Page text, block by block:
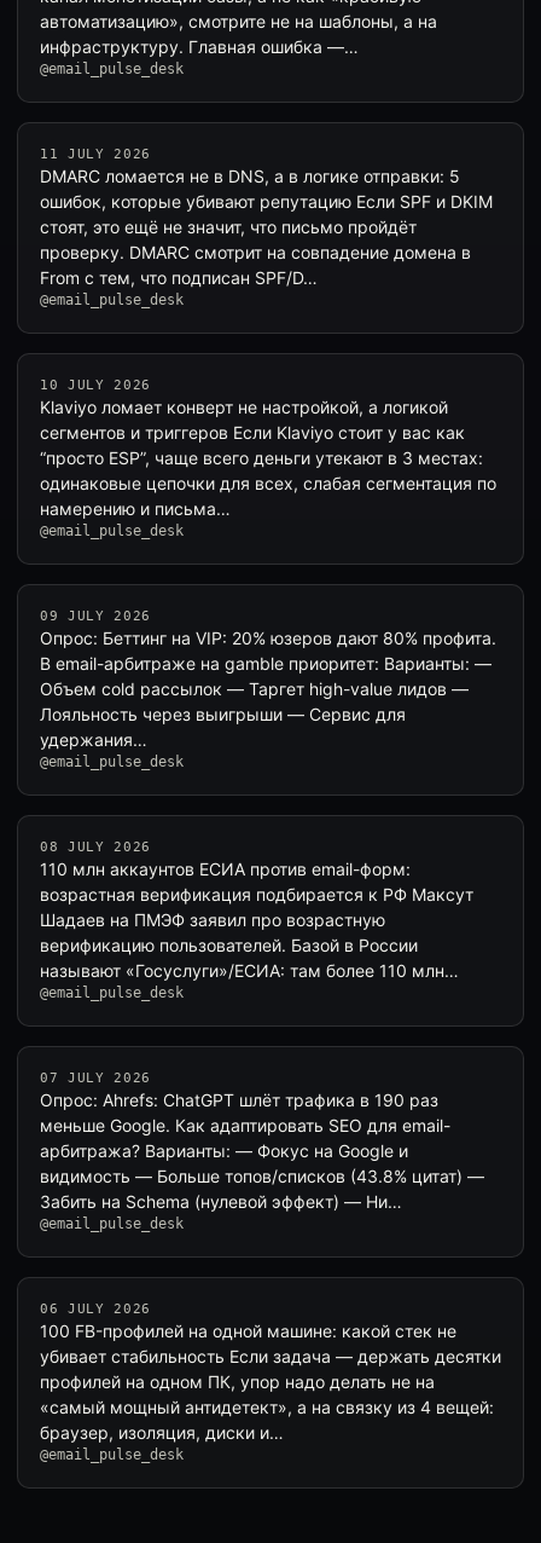
автоматизацию», смотрите не на шаблоны, а на
инфраструктуру. Главная ошибка —…
@email_pulse_desk
11 JULY 2026
DMARC ломается не в DNS, а в логике отправки: 5
ошибок, которые убивают репутацию Если SPF и DKIM
стоят, это ещё не значит, что письмо пройдёт
проверку. DMARC смотрит на совпадение домена в
From с тем, что подписан SPF/D…
@email_pulse_desk
10 JULY 2026
Klaviyo ломает конверт не настройкой, а логикой
сегментов и триггеров Если Klaviyo стоит у вас как
“просто ESP”, чаще всего деньги утекают в 3 местах:
одинаковые цепочки для всех, слабая сегментация по
намерению и письма…
@email_pulse_desk
09 JULY 2026
Опрос: Беттинг на VIP: 20% юзеров дают 80% профита.
В email-арбитраже на gamble приоритет: Варианты: —
Объем cold рассылок — Таргет high-value лидов —
Лояльность через выигрыши — Сервис для
удержания…
@email_pulse_desk
08 JULY 2026
110 млн аккаунтов ЕСИА против email-форм:
возрастная верификация подбирается к РФ Максут
Шадаев на ПМЭФ заявил про возрастную
верификацию пользователей. Базой в России
называют «Госуслуги»/ЕСИА: там более 110 млн
подтвер…
@email_pulse_desk
07 JULY 2026
Опрос: Ahrefs: ChatGPT шлёт трафика в 190 раз
меньше Google. Как адаптировать SEO для email-
арбитража? Варианты: — Фокус на Google и
видимость — Больше топов/списков (43.8% цитат) —
Забить на Schema (нулевой эффект) — Ни…
@email_pulse_desk
06 JULY 2026
100 FB-профилей на одной машине: какой стек не
убивает стабильность Если задача — держать десятки
профилей на одном ПК, упор надо делать не на
«самый мощный антидетект», а на связку из 4 вещей:
браузер, изоляция, диски и…
@email_pulse_desk